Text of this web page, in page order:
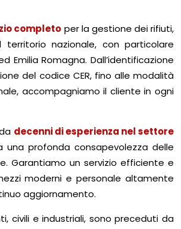
completo per la gestione dei rifiuti,
nazionale, con particolare
Emilia Romagna. Dall’identificazione
del codice CER, fino alle modalità
accompagniamo il cliente in ogni
decenni di esperienza nel settore
una profonda consapevolezza delle
Garantiamo un servizio efficiente e
moderni e personale altamente
aggiornamento.
civili e industriali, sono preceduti da